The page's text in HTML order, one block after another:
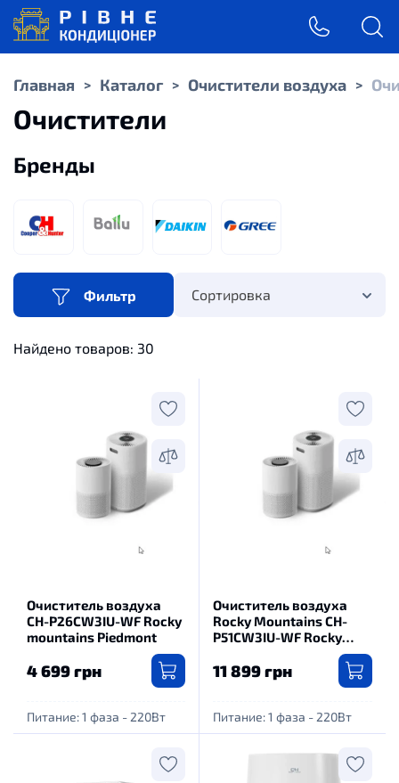
Главная > Каталог > Очистители воздуха >
Очистители
Бренды
Фильтр Сортировка
Найдено товаров: 30
Очиститель воздуха
CH-P26CW3IU-WF Rocky
mountains Piedmont
4 699 грн
Питание: 1 фаза - 220Вт
Очиститель воздуха
Rocky Mountains CH-
P51CW3IU-WF Rocky
11 899 грн
Питание: 1 фаза - 220Вт